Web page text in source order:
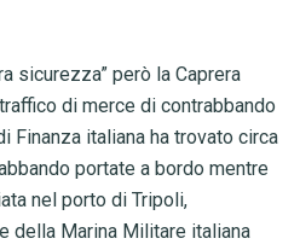
sicurezza” però la Caprera
di merce di contrabbando
Finanza italiana ha trovato circa
portate a bordo mentre
nel porto di Tripoli,
della Marina Militare italiana